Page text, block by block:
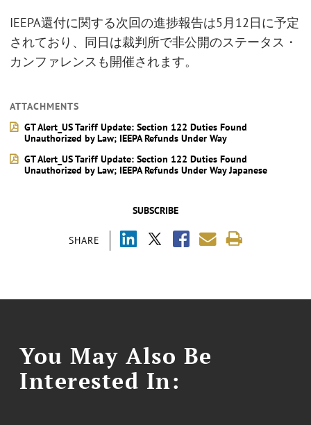
SUBSCRIBE
SHARE
IEEPA還付に関する次回の進捗報告は5月12日に予定
されており、同日は裁判所で非公開のステータス・
カンファレンスも開催されます。
ATTACHMENTS
GT Alert_US Tariff Update: Section 122 Duties Found
Unauthorized by Law; IEEPA Refunds Under Way
GT Alert_US Tariff Update: Section 122 Duties Found
Unauthorized by Law; IEEPA Refunds Under Way Japanese
You May Also Be
Interested In: